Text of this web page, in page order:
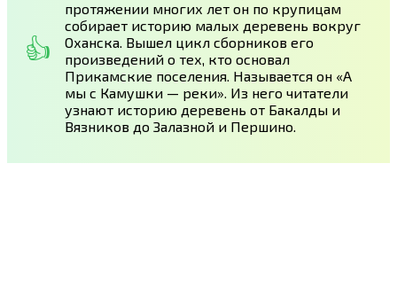
протяжении многих лет он по крупицам
собирает историю малых деревень вокруг
Оханска. Вышел цикл сборников его
произведений о тех, кто основал
Прикамские поселения. Называется он «А
мы с Камушки — реки». Из него читатели
узнают историю деревень от Бакалды и
Вязников до Залазной и Першино.